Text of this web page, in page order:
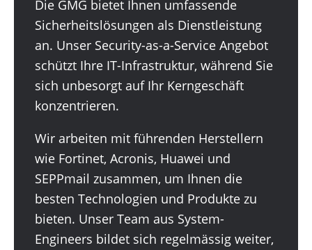
Security
as a
Service
Sicherheit, auf die Sie sich
verlassen können
Die GMG bietet Ihnen umfassende
Sicherheitslösungen als Dienstleistung
an. Unser Security-as-a-Service Angebot
schützt Ihre IT-Infrastruktur, während Sie
sich unbesorgt auf Ihr Kerngeschäft
konzentrieren.
Wir arbeiten mit führenden Herstellern
wie Fortinet, Acronis, Huawei und
SEPPmail zusammen, um Ihnen die
besten Technologien und Produkte zu
bieten. Unser Team aus System-
Engineers bildet sich regelmässig weiter,